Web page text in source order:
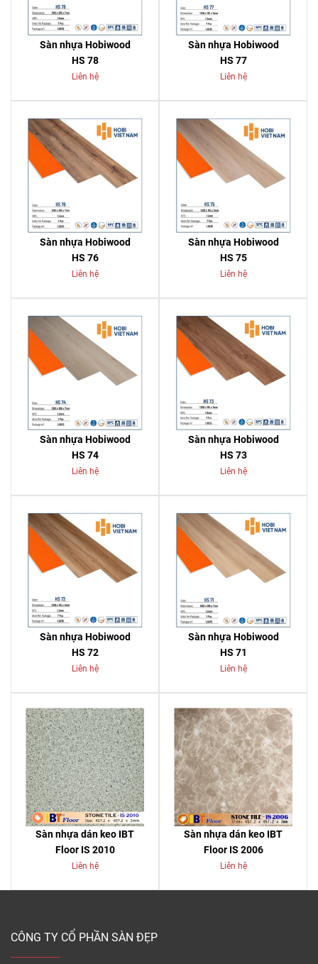
Sàn nhựa Hobiwood
HS 78
Liên hệ
Sàn nhựa Hobiwood
HS 77
Liên hệ
Sàn nhựa Hobiwood
HS 76
Liên hệ
Sàn nhựa Hobiwood
HS 75
Liên hệ
Sàn nhựa Hobiwood
HS 74
Liên hệ
Sàn nhựa Hobiwood
HS 73
Liên hệ
Sàn nhựa Hobiwood
HS 72
Liên hệ
Sàn nhựa Hobiwood
HS 71
Liên hệ
Sàn nhựa dán keo IBT
Floor IS 2010
Liên hệ
Sàn nhựa dán keo IBT
Floor IS 2006
Liên hệ
CÔNG TY CỔ PHẦN SÀN ĐẸP